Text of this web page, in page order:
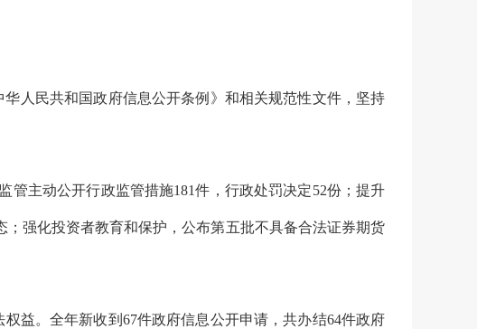
人民共和国政府信息公开条例》和相关规范性文件，坚持
管主动公开行政监管措施181件，行政处罚决定52份；提升
强化投资者教育和保护，公布第五批不具备合法证券期货
益。全年新收到 67件政府信息公开申请，共办结64件政府